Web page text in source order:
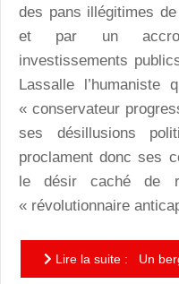
des pans illégitimes
et par un
investissements
Lassalle l’humaniste
« conservateur
ses désillusions
proclament donc ses
le désir caché de
« révolutionnaire
Lire la suite : Un